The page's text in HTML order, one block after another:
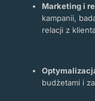
Marketing i
kampanii,
relacji z
budżetami i